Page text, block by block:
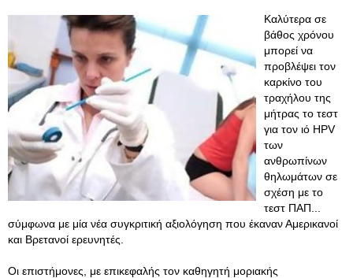
Καλύτερα σε
βάθος χρόνου
μπορεί να
προβλέψει τον
καρκίνο του
τραχήλου της
μήτρας το τεστ
για τον ιό HPV
των
ανθρωπίνων
θηλωμάτων σε
σχέση με το
τεστ ΠΑΠ...
σύμφωνα με μία νέα συγκριτική αξιολόγηση που έκαναν Αμερικανοί
και Βρετανοί ερευνητές.
Οι επιστήμονες, με επικεφαλής τον καθηγητή μοριακής